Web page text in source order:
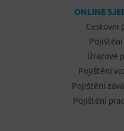
ONLINE
Cestovní
Úrazové
Pojištění
Pojištění
Pojištění